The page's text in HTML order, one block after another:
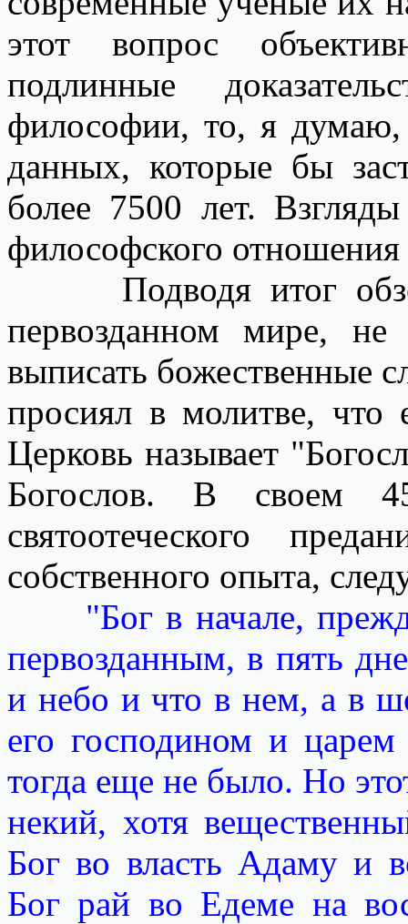
этот вопрос
подлинные
философии, то, я думаю,
данных, которые бы
более 7500 лет.
философского
Подводя итог
первозданном мире,
выписать божественные
просиял в молитве, что
Церковь называет
Богослов. В своем
святоотеческого
собственного опыта,
"Бог в начале,
первозданным, в пять
и небо и что в нем, а в
его господином и царем
тогда еще не было. Но
некий, хотя
Бог во власть Адаму и
Бог рай во Едеме на